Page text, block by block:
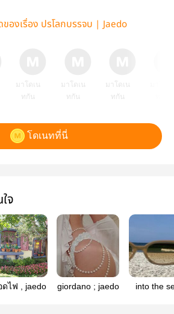
ของเรื่อง ปรโลกบรรจบ | Jaedo
มาโดเน
ทกัน
มาโดเน
ทกัน
มาโดเน
ทกัน
โดเนทที่นี่
จ
ดไฟ , jaedo giordano ; jaedo
into the